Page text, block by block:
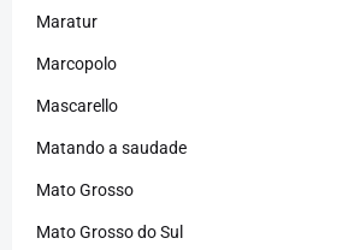
Maratur
Marcopolo
Mascarello
Matando a saudade
Mato Grosso
Mato Grosso do Sul